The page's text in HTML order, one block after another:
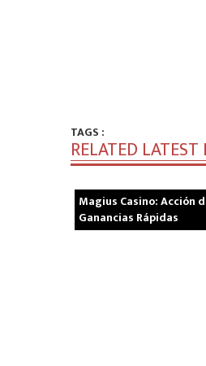
TAGS :
RELATED LATEST
Magius Casino: Acción
Ganancias Rápidas